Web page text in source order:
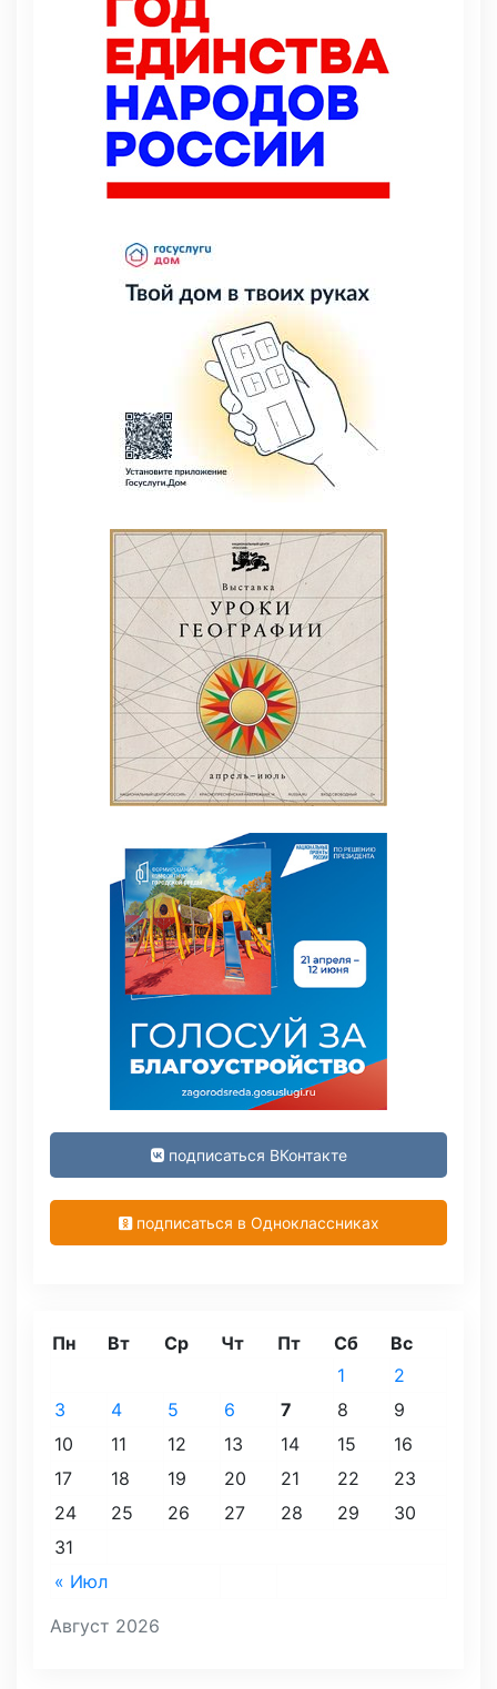
подписаться ВКонтакте
подписаться в Одноклассниках
Август 2026
Пн Вт Ср Чт Пт Сб Вс
« Июл
1
2
3
4 5 6 7 8
9
10
11 12 13 14 15
16
17
18 19 20 21 22
23
24
25 26 27 28 29
30
31